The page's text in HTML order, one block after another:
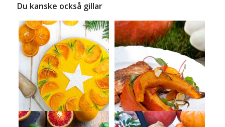
Du kanske också gillar